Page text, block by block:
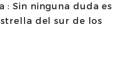
: Sin ninguna duda es
del sur de los